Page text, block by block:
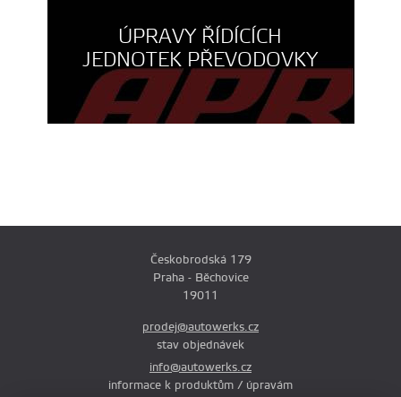
ÚPRAVY ŘÍDÍCÍCH
JEDNOTEK PŘEVODOVKY
Českobrodská 179
Praha - Běchovice
19011
prodej@autowerks.cz
stav objednávek
info@autowerks.cz
informace k produktům / úpravám